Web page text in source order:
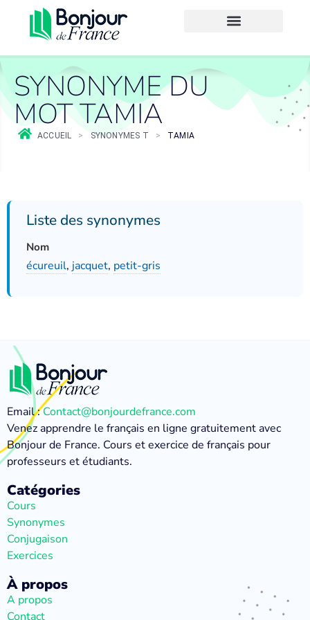
SYNONYME DU
MOT TAMIA
ACCUEIL > SYNONYMES T > TAMIA
Liste des synonymes
Nom
écureuil, jacquet, petit-gris
Email :Contact@bonjourdefrance.com
Venez apprendre le français en ligne gratuitement avec
Bonjour de France. Cours et exercice de français pour
professeurs et étudiants.
Catégories
Cours
Synonymes
Conjugaison
Exercices
À propos
A propos
Contact